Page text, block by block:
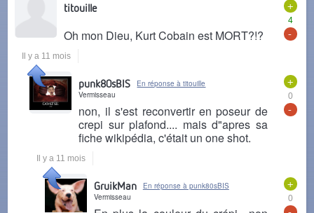
+
4
-
titouille
Oh mon Dieu, Kurt Cobain est MORT?!?
Il y a 11 mois
+
0
-
punk80sBIS
En réponse à titouille
Vermisseau
non, il s'est reconvertir en poseur de
crepi sur plafond.... mais d"apres sa
fiche wikipédia, c'était un one shot.
Il y a 11 mois
+
0
GruikMan
En réponse à punk80sBIS
Vermisseau